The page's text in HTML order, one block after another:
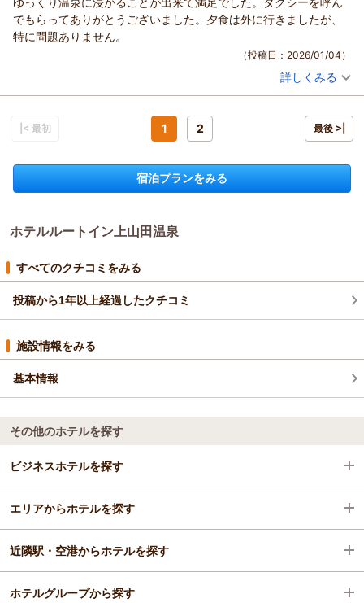
できるよう、スタッフ一同励んで参ります。
お客様のまたのお越しを、心よりお待ち申し上げております。
山田温泉をご利用いただきまして、誠に有難うございます。
温泉ならびに他全般につきまして、高い評価を賜りまして大変
嬉しく存じます。
当館の温泉につきましては、多くのお客様よりご好評を頂いて
いる自慢の天然温泉でございます。複数ある源泉が入り混じ
り、時間帯や外気温によってお湯の色が変わる性質となってお
入るたびにまた違った楽しみを感じて頂けるものと存じます。
ら幸甚でございます。
今後ともより多くのお客様にご満足いただけるサービスを提供
げております。
でもらってありがとうございました。夕食は外に行きましたが、
特に問題ありません。
（投稿日：2026/01/04）
投稿者： あんちゃんさん(男性/50代)
食サービス・無料駐車場あり・WI-FI無料★
9,001～10,000円(大人一人あたり/税込)
ホテルルートイン上山田温泉からの返信
温泉にゆっくりお浸かり頂いてご満足頂けまして、幸いでござ
当ホテルの温泉は多くのお客様よりご好評を頂いている、自慢
の天然温泉でございます。複数ある源泉が入り混じり、時間帯
や外気温によってお湯の色が変わる性質となっております。
入るたびにまた違った楽しみを感じて頂けるものと存じますの
今後とも観光の足掛かりとして、当ホテルをご愛顧いただけま
したら幸甚でございます。
お客様のまたのお越しを、スタッフ一同、心よりお待ち申し上
詳しくみる
|< 最初 1 2 最後 >|
宿泊プランをみる
ホテルルートイン上山田温泉
すべてのクチコミをみる
投稿から1年以上経過したクチコミ
施設情報をみる
基本情報
その他のホテルを探す
ビジネスホテルを探す
長野県
戸倉上山田・千曲
エリアからホテルを探す
長野県
戸倉上山田・千曲
近隣駅・空港からホテルを探す
戸倉駅
ホテルグループから探す